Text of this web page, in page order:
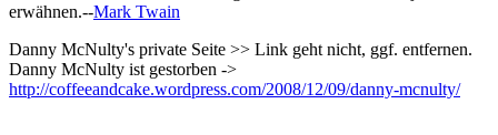
erwähnen.--Mark Twain
Danny McNulty's private Seite >> Link geht nicht, ggf. entfernen.
Danny McNulty ist gestorben ->
http://coffeeandcake.wordpress.com/2008/12/09/danny-mcnulty/